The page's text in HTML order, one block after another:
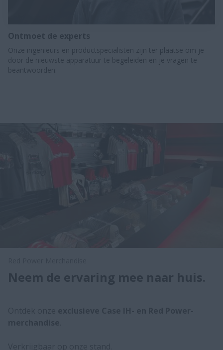
Ontmoet de experts
Onze ingenieurs en productspecialisten zijn ter plaatse om je
door de nieuwste apparatuur te begeleiden en je vragen te
beantwoorden.
Neem de ervaring mee naar huis.